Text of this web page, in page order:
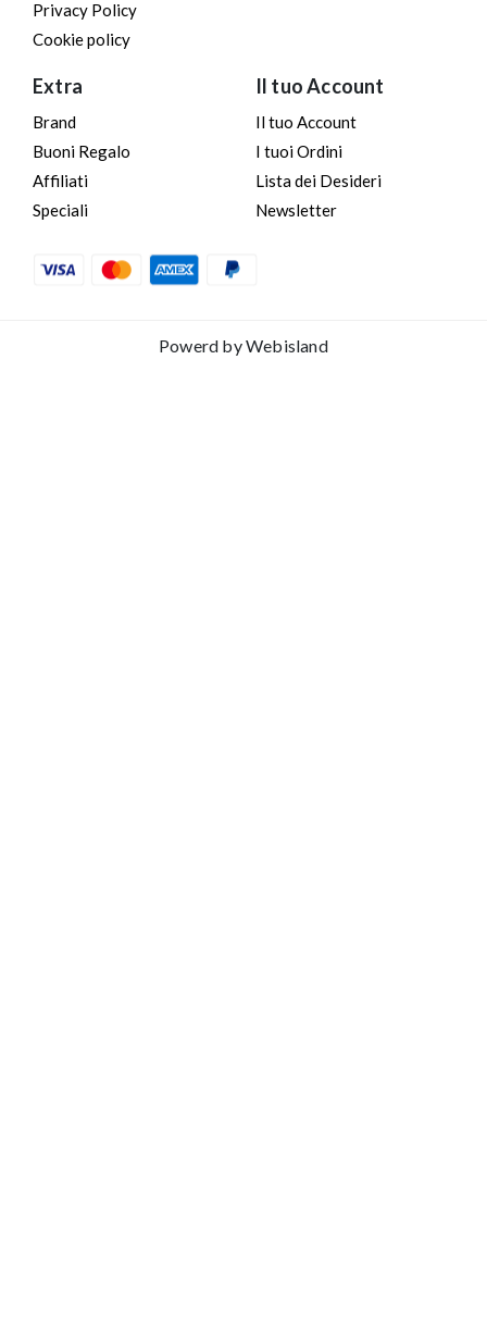
Privacy Policy
Cookie policy
Extra
Brand
Buoni Regalo
Affiliati
Speciali
Il tuo Account
Il tuo Account
I tuoi Ordini
Lista dei Desideri
Newsletter
Powerd byWebisland